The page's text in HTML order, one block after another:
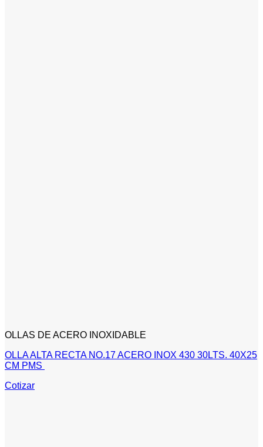
OLLAS DE ACERO INOXIDABLE
OLLA ALTA RECTA NO.17 ACERO INOX 430 30LTS. 40X25
CM PMS
Cotizar